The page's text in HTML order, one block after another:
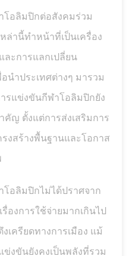
โอลิมปิกต่อสังคมร่วม
ล่านี้ทำหน้าที่เป็นเครื่อง
ะการแลกเปลี่ยน
นำประเทศต่างๆ มารวม
รแข่งขันกีฬาโอลิมปิกยัง
คัญ ตั้งแต่การส่งเสริมการ
งสร้างพื้นฐานและโอกาส
อลิมปิกไม่ได้ปราศจาก
องการใช้จ่ายมากเกินไป
ครียดทางการเมือง แม้
งขันยังคงเป็นพลังที่รวม